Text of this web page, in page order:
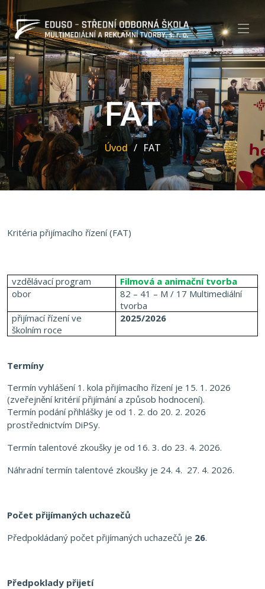
FAT
Úvod FAT
Kritéria přijímacího řízení (FAT)
vzdělávací program
Filmová a animační tvorba
obor
82 – 41 – M / 17 Multimediální
tvorba
přijímací řízení ve
školním roce
2025/2026
Termíny
Termín vyhlášení 1. kola přijímacího řízení je 15. 1. 2026
(zveřejnění kritérií přijímání a způsob hodnocení).
Termín podání přihlášky je od 1. 2. do 20. 2. 2026
prostřednictvím DiPSy.
Termín talentové zkoušky je od 16. 3. do 23. 4. 2026.
Náhradní termín talentové zkoušky je 24. 4. 27. 4. 2026.
Počet přijímaných uchazečů
Předpokládaný počet přijímaných uchazečů je 26.
Předpoklady přijetí